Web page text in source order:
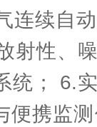
连续自
射性、
统； 6.
便携监